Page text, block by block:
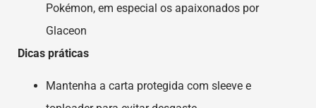
Pokémon, em especial os apaixonados por
Glaceon
Dicas práticas
Mantenha a carta protegida com sleeve e